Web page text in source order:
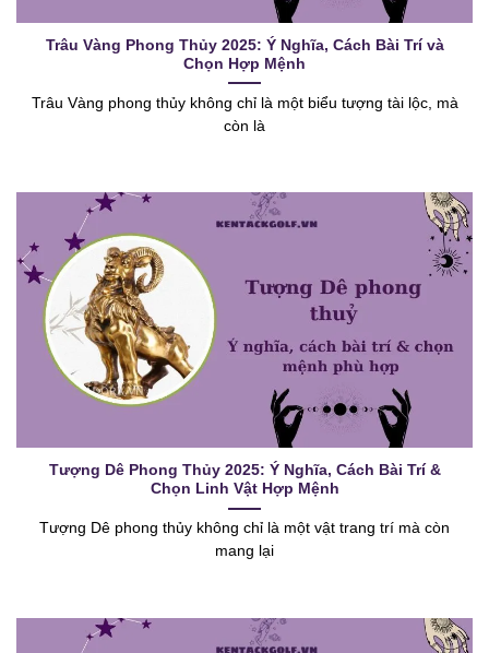
Trâu Vàng Phong Thủy 2025: Ý Nghĩa, Cách Bài Trí và
Chọn Hợp Mệnh
Trâu Vàng phong thủy không chỉ là một biểu tượng tài lộc, mà
còn là
Tượng Dê Phong Thủy 2025: Ý Nghĩa, Cách Bài Trí &
Chọn Linh Vật Hợp Mệnh
Tượng Dê phong thủy không chỉ là một vật trang trí mà còn
mang lại